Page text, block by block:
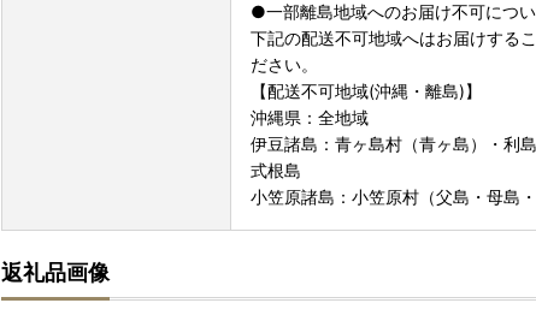
●一部離島地域へのお届け不可につ
下記の配送不可地域へはお届けする
ださい。
【配送不可地域(沖縄・離島)】
沖縄県：全地域
伊豆諸島：青ヶ島村（青ヶ島）・利
式根島
小笠原諸島：小笠原村（父島・母島
返礼品画像